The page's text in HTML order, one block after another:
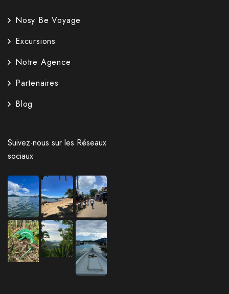
Nosy Be Voyage
Excursions
Notre Agence
Partenaires
Blog
Suivez-nous sur les Réseaux
sociaux